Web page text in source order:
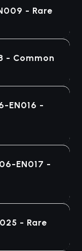
- Rare
- Common
EN016 -
EN017 -
- Rare